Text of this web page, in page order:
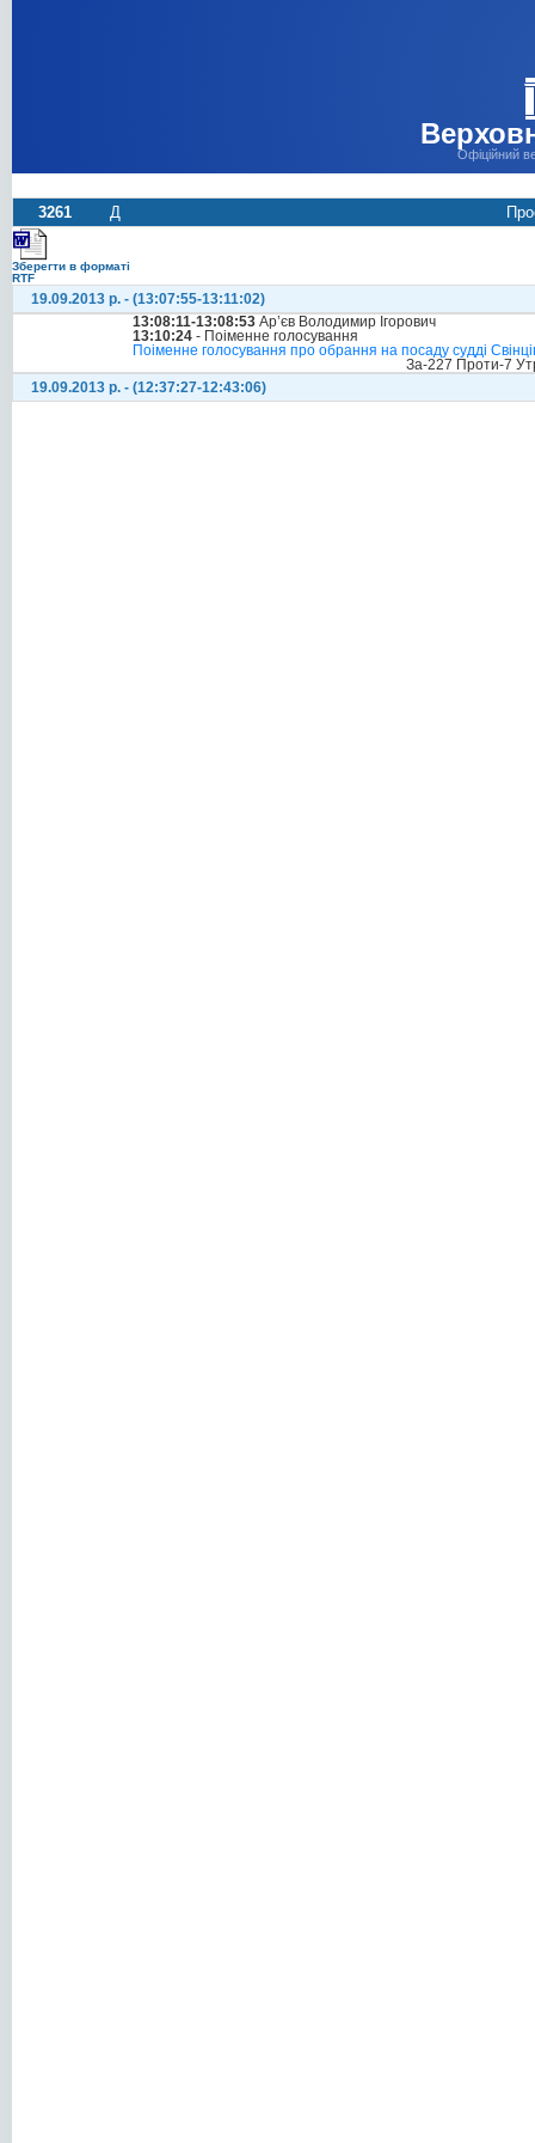
Офіційний
3261 Д
Зберегти в форматі
RTF
19.09.2013 р. - (13:07:55-13:11:02)
13:08:11-13:08:53 Ар’єв Володимир Ігорович
13:10:24 - Поіменне голосування
Поіменне голосування про обрання на посаду судді
За-227 Проти-7
19.09.2013 р. - (12:37:27-12:43:06)